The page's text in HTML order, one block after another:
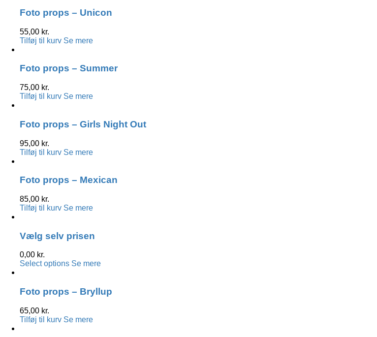
Foto props – Unicon
55,00 kr.
Tilføj til kurv Se mere
Foto props – Summer
75,00 kr.
Tilføj til kurv Se mere
Foto props – Girls Night Out
95,00 kr.
Tilføj til kurv Se mere
Foto props – Mexican
85,00 kr.
Tilføj til kurv Se mere
Vælg selv prisen
0,00 kr.
Select options Se mere
Foto props – Bryllup
65,00 kr.
Tilføj til kurv Se mere